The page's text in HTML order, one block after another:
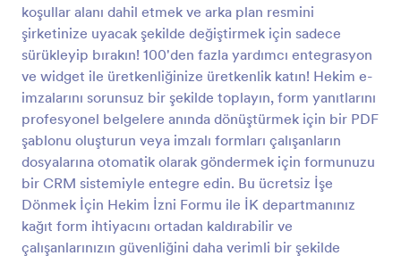
koşullar alanı dahil etmek ve arka plan resmini
şirketinize uyacak şekilde değiştirmek için sadece
sürükleyip bırakın! 100'den fazla yardımcı entegrasyon
ve widget ile üretkenliğinize üretkenlik katın! Hekim e-
imzalarını sorunsuz bir şekilde toplayın, form yanıtlarını
profesyonel belgelere anında dönüştürmek için bir PDF
şablonu oluşturun veya imzalı formları çalışanların
dosyalarına otomatik olarak göndermek için formunuzu
bir CRM sistemiyle entegre edin. Bu ücretsiz İşe
Dönmek İçin Hekim İzni Formu ile İK departmanınız
kağıt form ihtiyacını ortadan kaldırabilir ve
çalışanlarınızın güvenliğini daha verimli bir şekilde
İşe Dönüş Belgesi
Çalışanlar tarafından, bir hastalık veya yaralanma
döneminden sonra işyerine ne zaman
dönebileceklerini işverenlere bildirmek için bir işe
dönüş belgesi yazılır. Ücretsiz İşe Dönüş Belgesi
Formu, işvereninize göndermek üzere hızlı bir
şekilde profesyonel işe dönüş mektupları
oluşturmanıza olanak tanır. Başlamak için bir form
seçin, onu şirketinize ve tıbbi durumunuza göre
özelleştirin ve formu kişisel bilgilerinizle doldurun. Bu
formu eşleşen PDF mektup şablonumuza
bağladığınızda, şık bir PDF belgesi olarak anında özel
işe dönüş mektubunuzu oluşturur. Mektubunuzun
Go to Category:
İşe Dönüş Formları
Şablon Kullan
Önizleme